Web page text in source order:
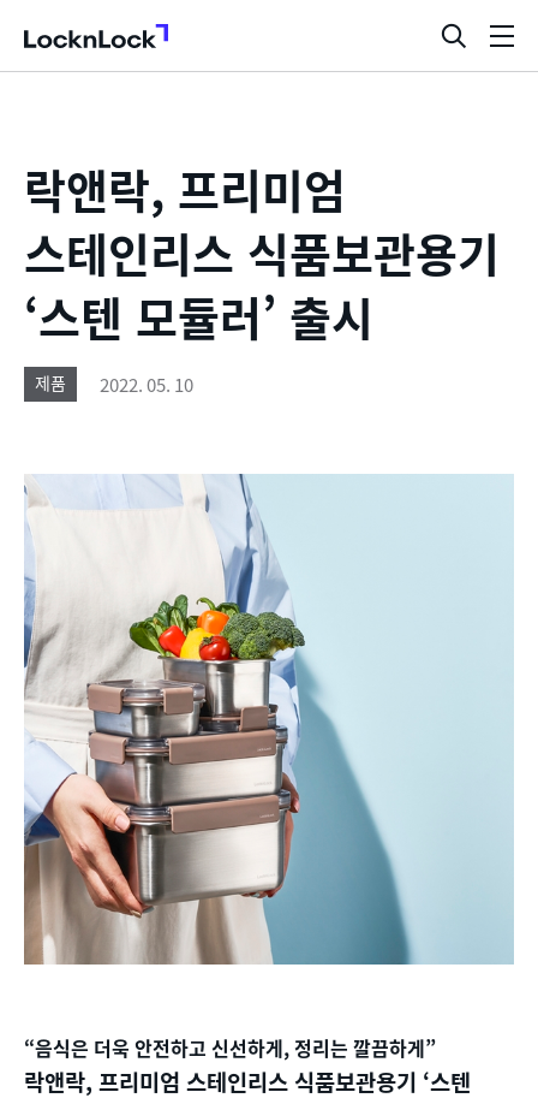
LocknLock
검
색
락앤락, 프리미엄
스테인리스 식품보관용기
‘스텐 모듈러’ 출시
제품 2022. 05. 10
“음식은 더욱 안전하고 신선하게, 정리는 깔끔하게”
락앤락, 프리미엄 스테인리스 식품보관용기 ‘스텐